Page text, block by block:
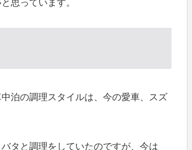
思っています。
泊の調理スタイルは、今の愛車、スズ
タと調理をしていたのですが、今は